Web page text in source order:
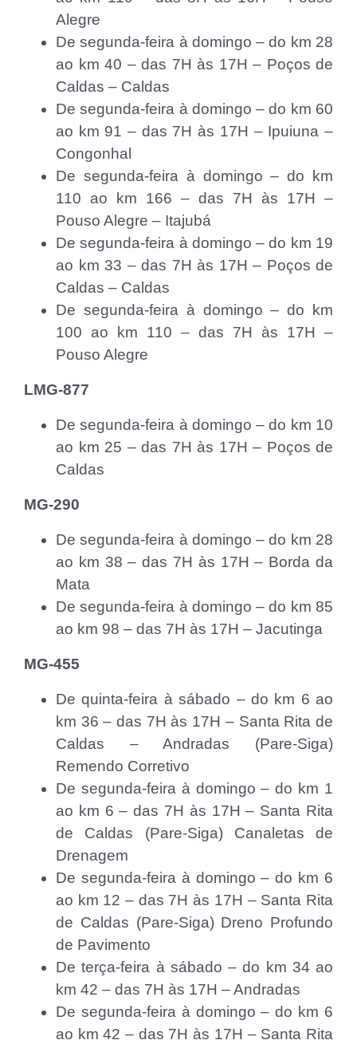
Alegre
De segunda-feira à domingo – do km 28
ao km 40 – das 7H às 17H – Poços de
Caldas – Caldas
De segunda-feira à domingo – do km 60
ao km 91 – das 7H às 17H – Ipuiuna –
Congonhal
De segunda-feira à domingo – do km
110 ao km 166 – das 7H às 17H –
Pouso Alegre – Itajubá
De segunda-feira à domingo – do km 19
ao km 33 – das 7H às 17H – Poços de
Caldas – Caldas
De segunda-feira à domingo – do km
100 ao km 110 – das 7H às 17H –
Pouso Alegre
LMG-877
De segunda-feira à domingo – do km 10
ao km 25 – das 7H às 17H – Poços de
Caldas
MG-290
De segunda-feira à domingo – do km 28
ao km 38 – das 7H às 17H – Borda da
Mata
De segunda-feira à domingo – do km 85
ao km 98 – das 7H às 17H – Jacutinga
MG-455
De quinta-feira à sábado – do km 6 ao
km 36 – das 7H às 17H – Santa Rita de
Caldas – Andradas (Pare-Siga)
Remendo Corretivo
De segunda-feira à domingo – do km 1
ao km 6 – das 7H às 17H – Santa Rita
de Caldas (Pare-Siga) Canaletas de
Drenagem
De segunda-feira à domingo – do km 6
ao km 12 – das 7H às 17H – Santa Rita
de Caldas (Pare-Siga) Dreno Profundo
de Pavimento
De terça-feira à sábado – do km 34 ao
km 42 – das 7H às 17H – Andradas
De segunda-feira à domingo – do km 6
ao km 42 – das 7H às 17H – Santa Rita